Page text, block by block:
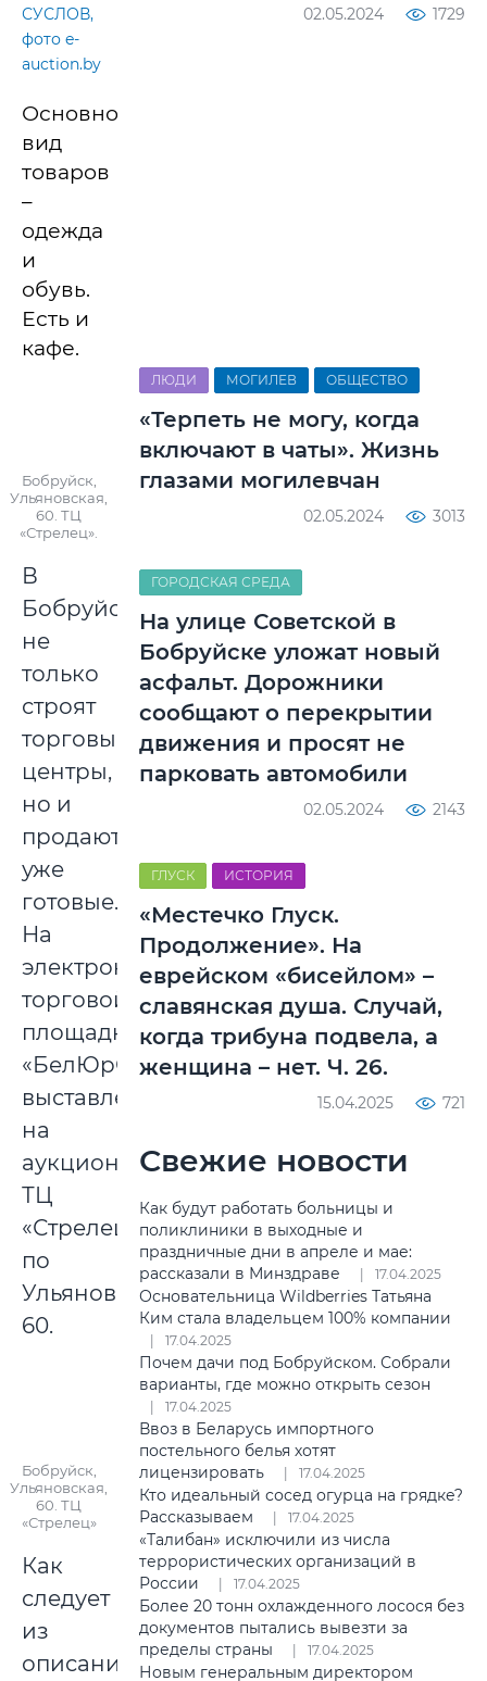
СУСЛОВ,
фото e-
auction.by
Основной
вид
товаров
–
одежда
и
обувь.
Есть и
кафе.
Бобруйск,
Ульяновская,
60. ТЦ
«Стрелец».
В
Бобруйске
не
только
строят
торговые
центры,
но и
продают
уже
готовые.
На
электронной
торговой
площадке
«БелЮрОбеспечения»
выставлен
на
аукцион
ТЦ
«Стрелец»,
по
Ульяновской,
60.
Бобруйск,
Ульяновская,
60. ТЦ
«Стрелец»
Как
следует
из
описания
02.05.2024 1729
ЛЮДИ МОГИЛЕВ ОБЩЕСТВО
«Терпеть не могу, когда
включают в чаты». Жизнь
глазами могилевчан
02.05.2024 3013
ГОРОДСКАЯ СРЕДА
На улице Советской в
Бобруйске уложат новый
асфальт. Дорожники
сообщают о перекрытии
движения и просят не
парковать автомобили
02.05.2024 2143
ГЛУСК ИСТОРИЯ
«Местечко Глуск.
Продолжение». На
еврейском «бисейлом» –
славянская душа. Случай,
когда трибуна подвела, а
женщина – нет. Ч. 26.
15.04.2025 721
Свежие новости
Как будут работать больницы и
поликлиники в выходные и
праздничные дни в апреле и мае:
рассказали в Минздраве
17.04.2025
Основательница Wildberries Татьяна
Ким стала владельцем 100% компании
17.04.2025
Почем дачи под Бобруйском. Собрали
варианты, где можно открыть сезон
17.04.2025
Ввоз в Беларусь импортного
постельного белья хотят
лицензировать
17.04.2025
Кто идеальный сосед огурца на грядке?
Рассказываем
17.04.2025
«Талибан» исключили из числа
террористических организаций в
России
17.04.2025
Более 20 тонн охлажденного лосося без
документов пытались вывезти за
пределы страны
17.04.2025
Новым генеральным директором